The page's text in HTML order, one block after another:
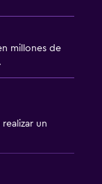
millones de
realizar un